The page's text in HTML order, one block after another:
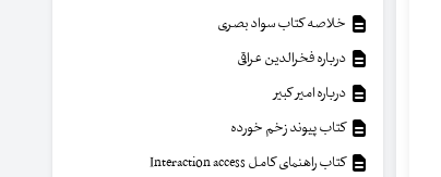
خلاصه کتاب سواد بصری
درباره فخرالدین عراقی
درباره امیر کبیر
کتاب پیوند زخم خورده
کتاب راهنمای کامل Interaction access